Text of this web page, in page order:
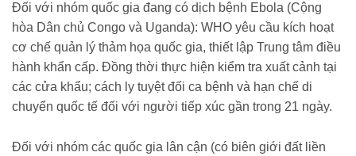
Đối với nhóm quốc gia đang có dịch bệnh Ebola (Cộng
hòa Dân chủ Congo và Uganda): WHO yêu cầu kích hoạt
cơ chế quản lý thảm họa quốc gia, thiết lập Trung tâm điều
hành khẩn cấp. Đồng thời thực hiện kiểm tra xuất cảnh tại
các cửa khẩu; cách ly tuyệt đối ca bệnh và hạn chế di
chuyển quốc tế đối với người tiếp xúc gần trong 21 ngày.
Đối với nhóm các quốc gia lân cận (có biên giới đất liền